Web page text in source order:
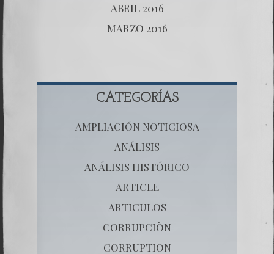
ABRIL 2016
MARZO 2016
CATEGORÍAS
AMPLIACIÓN NOTICIOSA
ANÁLISIS
ANÁLISIS HISTÓRICO
ARTICLE
ARTICULOS
CORRUPCIÒN
CORRUPTION